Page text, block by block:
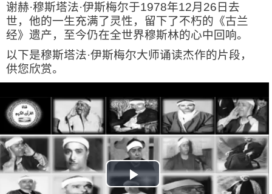
谢赫·穆斯塔法·伊斯梅尔于1978年12月 26 日去
世，他的一生充满了灵性，留下了不朽的《古兰
经》遗产，至今仍在全世界穆斯林的心中回响。
以下是穆斯塔法·伊斯梅尔大师诵读杰作的片段，
供您欣赏。
Play